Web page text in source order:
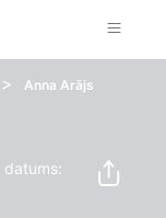
> Anna Arājs
datums: